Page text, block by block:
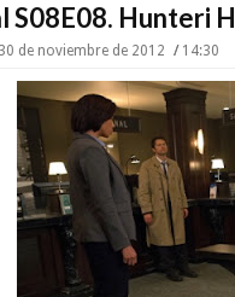
S08E08. Hunteri
30 de noviembre de 2012 14:30